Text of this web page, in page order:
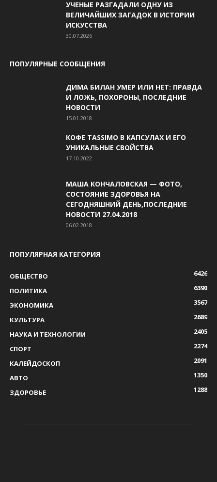
УЧЕНЫЕ РАЗГАДАЛИ ОДНУ ИЗ
ВЕЛИЧАЙШИХ ЗАГАДОК В ИСТОРИИ
ИСКУССТВА
30.07.2026
ПОПУЛЯРНЫЕ СООБЩЕНИЯ
ДИМА БИЛАН УМЕР ИЛИ НЕТ: ПРАВДА
И ЛОЖЬ, ПОХОРОНЫ, ПОСЛЕДНИЕ
НОВОСТИ
15.01.2018
КОФЕ TASSIMO В КАПСУЛАХ И ЕГО
УНИКАЛЬНЫЕ СВОЙСТВА
17.10.2022
МАША КОНЧАЛОВСКАЯ — ФОТО,
СОСТОЯНИЕ ЗДОРОВЬЯ НА
СЕГОДНЯШНИЙ ДЕНЬ,ПОСЛЕДНИЕ
НОВОСТИ 27.04.2018
06.02.2018
ПОПУЛЯРНАЯ КАТЕГОРИЯ
ОБЩЕСТВО
6426
ПОЛИТИКА
6390
ЭКОНОМИКА
3567
КУЛЬТУРА
2689
НАУКА И ТЕХНОЛОГИИ
2405
СПОРТ
2274
КАЛЕЙДОСКОП
2091
АВТО
1350
ЗДОРОВЬЕ
1288